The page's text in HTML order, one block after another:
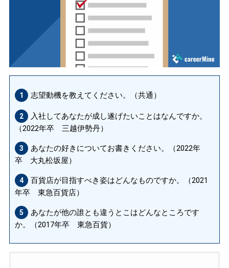
1 志望動機を教えてください。（共通）
2
入社してあなたが成し遂げたいことはなんですか。
（2022年卒 三越伊勢丹）
3
あなたの好きについてお書きください。（2022年
卒 大丸松坂屋）
4
百貨店が目指すべき姿はどんなものですか。（2021
年卒 東急百貨店）
5
あなたが他の誰とも違うとこはどんなところです
か。（2017年卒 東急百貨）